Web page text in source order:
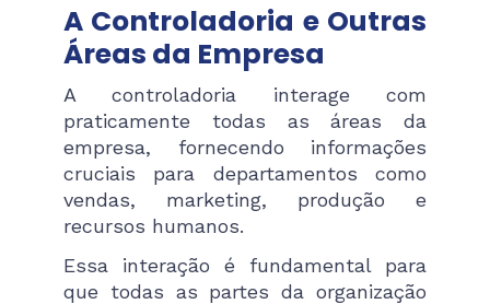
A Controladoria e Outras
Áreas da Empresa
A controladoria interage com
praticamente todas as áreas da
empresa, fornecendo informações
cruciais para departamentos como
vendas, marketing, produção e
recursos humanos.
Essa interação é fundamental para
que todas as partes da organização